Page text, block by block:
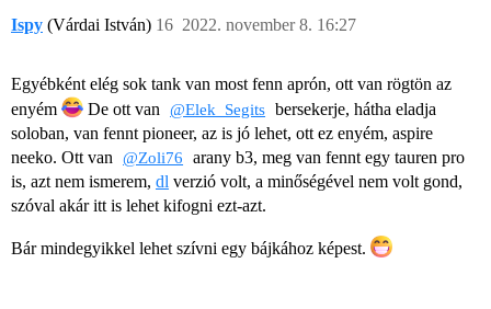
Ispy (Várdai István) 2022. november 8. 16:27
16
Egyébként elég sok tank van most fenn aprón, ott van rögtön az
enyém
De ott van @Elek_Segits bersekerje, hátha eladja
soloban, van fennt pioneer, az is jó lehet, ott ez enyém, aspire
neeko. Ott van
@Zoli76
arany b3, meg van fennt egy tauren pro
is, azt nem ismerem, dl verzió volt, a minőségével nem volt gond,
szóval akár itt is lehet kifogni ezt-azt.
Bár mindegyikkel lehet szívni egy bájkához képest.